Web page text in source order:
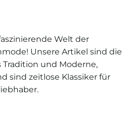
Welt der
Unsere Artikel sind die
und Moderne,
sind zeitlose Klassiker für